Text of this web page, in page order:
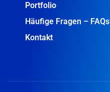
Portfolio
Häufige Fragen – FAQs
Kontakt